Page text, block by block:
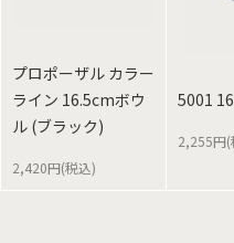
プロポーザル カラー
ライン 16.5cmボウ
ル (ブラック)
2,420円(税込)
5001
2,255円(